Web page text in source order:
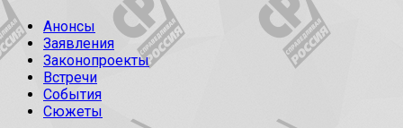
Анонсы
Заявления
Законопроекты
Встречи
События
Сюжеты